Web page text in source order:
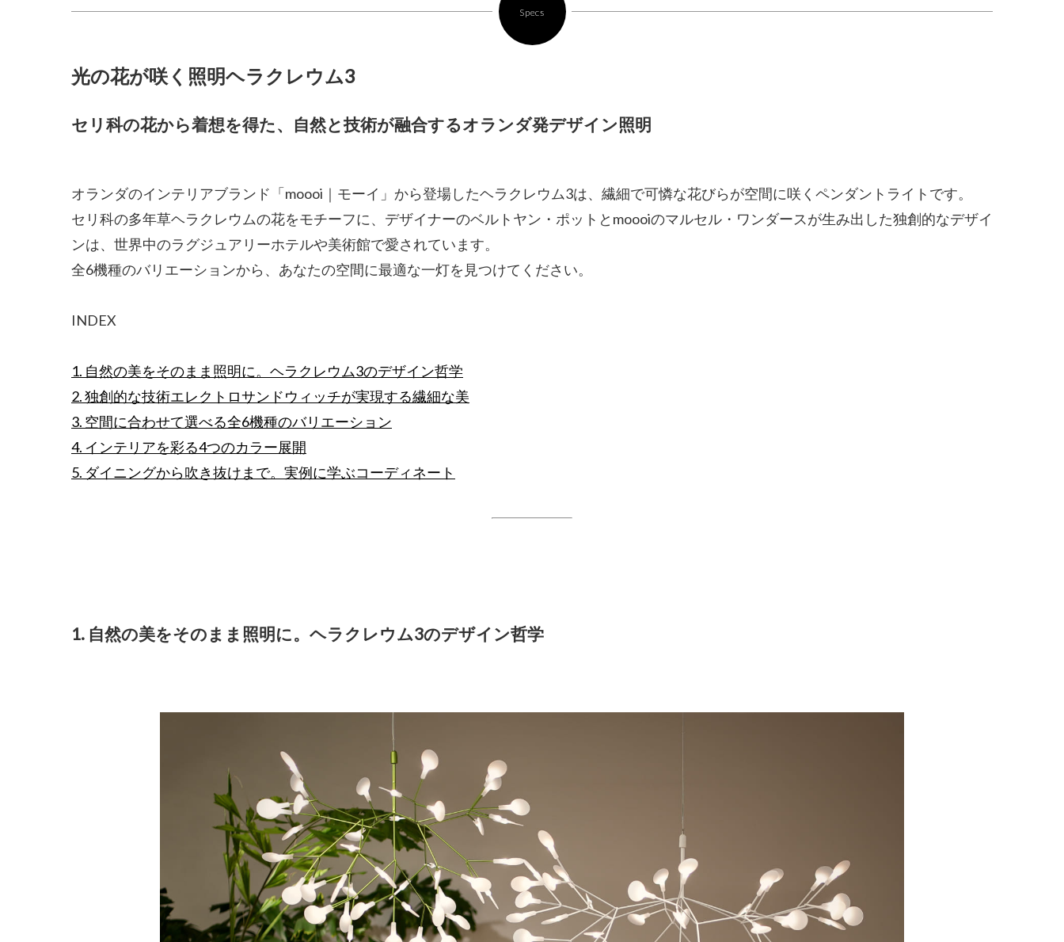
Specs
光の花が咲く照明ヘラクレウム3
セリ科の花から着想を得た、自然と技術が融合するオランダ発デザイン照明
オランダのインテリアブランド「moooi｜モーイ」から登場したヘラクレウム3は、繊細で可憐な花びらが空間に咲くペンダントライトです。
セリ科の多年草ヘラクレウムの花をモチーフに、デザイナーのベルトヤン・ポットとmoooiのマルセル・ワンダースが生み出した独創的なデザイ
ンは、世界中のラグジュアリーホテルや美術館で愛されています。
全6機種のバリエーションから、あなたの空間に最適な一灯を見つけてください。
INDEX
1. 自然の美をそのまま照明に。ヘラクレウム3のデザイン哲学
2. 独創的な技術エレクトロサンドウィッチが実現する繊細な美
3. 空間に合わせて選べる全6機種のバリエーション
4. インテリアを彩る4つのカラー展開
5. ダイニングから吹き抜けまで。実例に学ぶコーディネート
1. 自然の美をそのまま照明に。ヘラクレウム3のデザイン哲学